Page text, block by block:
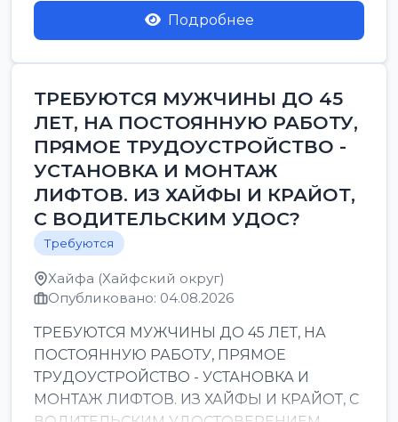
Подробнее
ТРЕБУЮТСЯ МУЖЧИНЫ ДО 45
ЛЕТ, НА ПОСТОЯННУЮ РАБОТУ,
ПРЯМОЕ ТРУДОУСТРОЙСТВО -
УСТАНОВКА И МОНТАЖ
ЛИФТОВ. ИЗ ХАЙФЫ И КРАЙОТ,
С ВОДИТЕЛЬСКИМ УДОС?
Требуются
Хайфа (Хайфский округ)
Опубликовано: 04.08.2026
ТРЕБУЮТСЯ МУЖЧИНЫ ДО 45 ЛЕТ, НА
ПОСТОЯННУЮ РАБОТУ, ПРЯМОЕ
ТРУДОУСТРОЙСТВО - УСТАНОВКА И
МОНТАЖ ЛИФТОВ. ИЗ ХАЙФЫ И КРАЙОТ, С